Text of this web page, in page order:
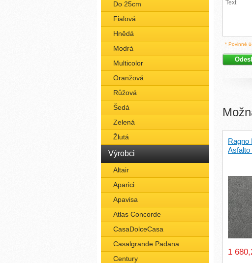
Do 25cm
Fialová
Hnědá
Modrá
Multicolor
Oranžová
Růžová
Šedá
Zelená
Žlutá
Výrobci
Altair
Aparici
Apavisa
Atlas Concorde
CasaDolceCasa
Casalgrande Padana
Century
* Povinné
Ragno
Asfalto
1